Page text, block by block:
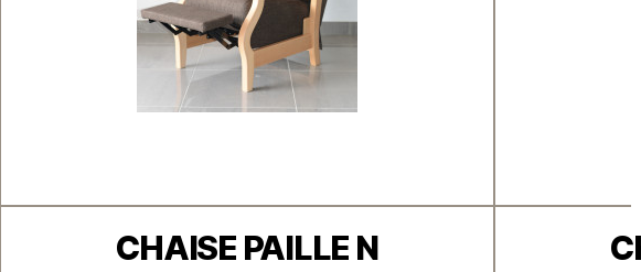
Catégories
CHAISE PAILLE N